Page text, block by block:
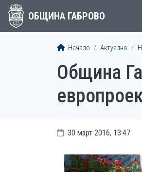
ОБЩИНА ГАБРОВО
Начало Актуално
Община
30 март 2016, 13:47